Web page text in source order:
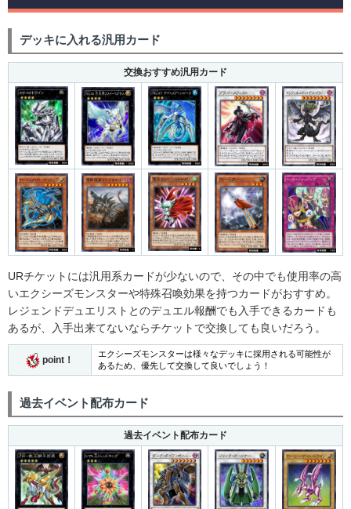
デッキに入れる汎用カード
交換おすすめ汎用カード
URチケットには汎用系カードが少ないので、その中でも使用率の高
いエクシーズモンスターや特殊召喚効果を持つカードがおすすめ。
レジェンドデュエリストとのデュエル報酬でも入手できるカードも
あるが、入手出来てないならチケットで交換しても良いだろう。
point！
エクシーズモンスターは様々なデッキに採用される可能性が
あるため、優先して交換して良いでしょう！
過去イベント配布カード
過去イベント配布カード